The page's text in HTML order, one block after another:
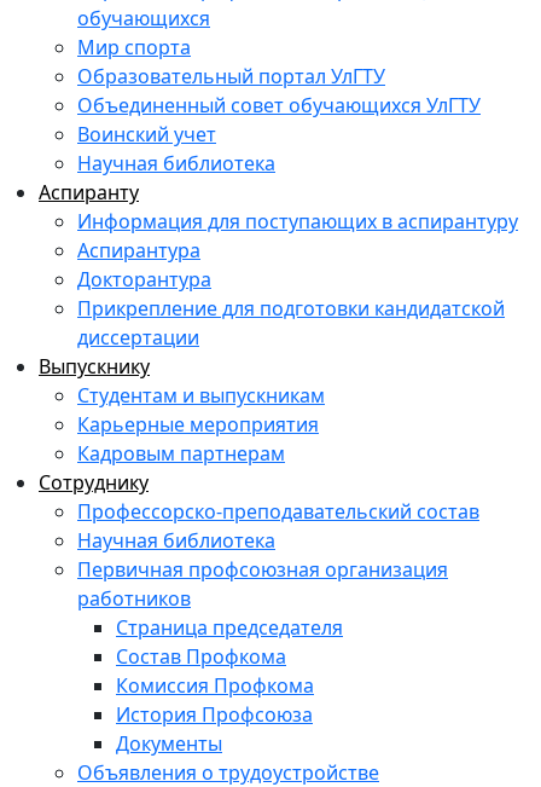
обучающихся
Мир спорта
Образовательный портал УлГТУ
Объединенный совет обучающихся УлГТУ
Воинский учет
Научная библиотека
Аспиранту
Информация для поступающих в аспирантуру
Аспирантура
Докторантура
Прикрепление для подготовки кандидатской
диссертации
Выпускнику
Студентам и выпускникам
Карьерные мероприятия
Кадровым партнерам
Сотруднику
Профессорско-преподавательский состав
Научная библиотека
Первичная профсоюзная организация
работников
Страница председателя
Состав Профкома
Комиссия Профкома
История Профсоюза
Документы
Объявления о трудоустройстве